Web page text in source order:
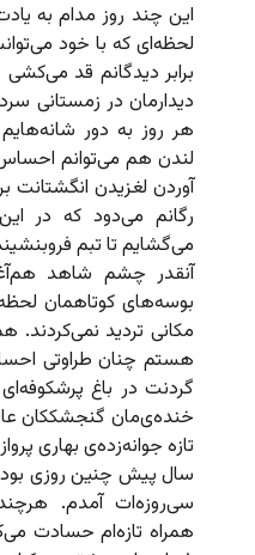
این چند روز مدام به
لحظه‌ای که با خود
برابر دیدگانم قد می‌کشی
دیدارمان در زمستانی
هر روز به دور
لندن هم می‌توانم
آوردن لغزیدن
رگانم می‌دود که در
می‌گشایم تا تبم
آنقدر چشم شاهد
بوسه‌های کوتاهمان
مکانی تردید
هستم چنان طراوتی
گردنت در باغ
خنده‌ی‌مان گنجشککان
تازه جوانه‌زده‌ی بهاری
سال پیش چنین روزی بود
سی‌روزه‌ات آمدم.
همراه تازه‌ام حسادت